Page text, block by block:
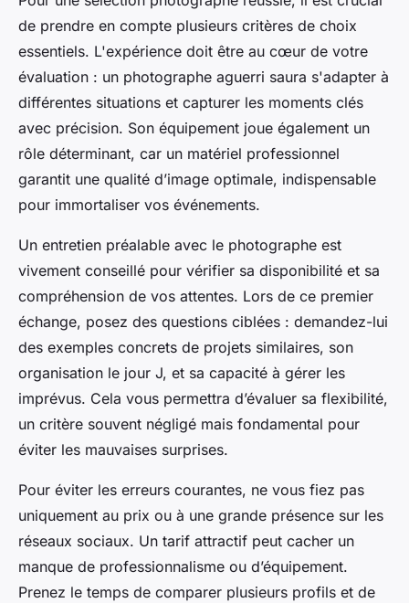
de prendre en compte plusieurs critères de choix
essentiels. L'expérience doit être au cœur de votre
évaluation : un photographe aguerri saura s'adapter à
différentes situations et capturer les moments clés
avec précision. Son équipement joue également un
rôle déterminant, car un matériel professionnel
garantit une qualité d’image optimale, indispensable
pour immortaliser vos événements.
Un entretien préalable avec le photographe est
vivement conseillé pour vérifier sa disponibilité et sa
compréhension de vos attentes. Lors de ce premier
échange, posez des questions ciblées : demandez-lui
des exemples concrets de projets similaires, son
organisation le jour J, et sa capacité à gérer les
imprévus. Cela vous permettra d’évaluer sa flexibilité,
un critère souvent négligé mais fondamental pour
éviter les mauvaises surprises.
Pour éviter les erreurs courantes, ne vous fiez pas
uniquement au prix ou à une grande présence sur les
réseaux sociaux. Un tarif attractif peut cacher un
manque de professionnalisme ou d’équipement.
Prenez le temps de comparer plusieurs profils et de